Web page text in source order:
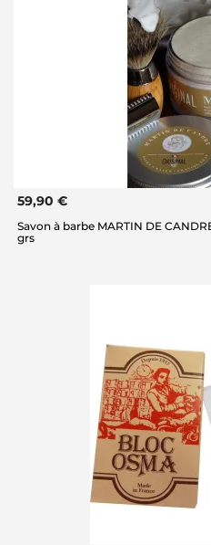
59,90 €
Savon à barbe MARTIN DE
grs